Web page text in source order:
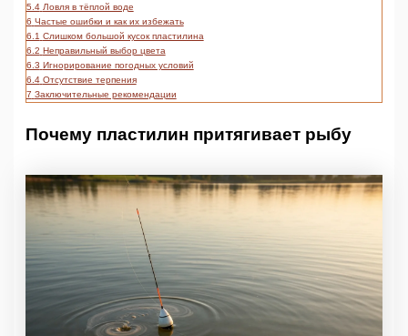
5.4 Ловля в тёплой воде
6 Частые ошибки и как их избежать
6.1 Слишком большой кусок пластилина
6.2 Неправильный выбор цвета
6.3 Игнорирование погодных условий
6.4 Отсутствие терпения
7 Заключительные рекомендации
Почему пластилин притягивает рыбу